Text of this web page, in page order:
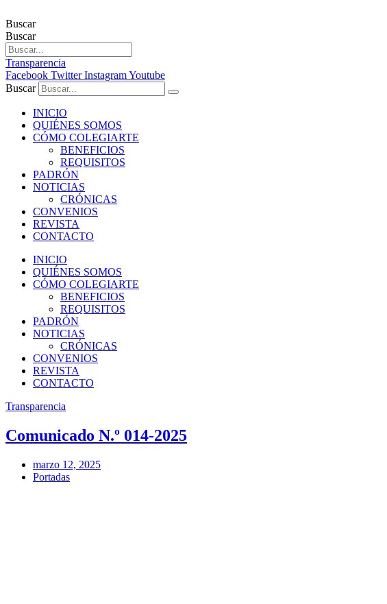
Buscar
Buscar
Transparencia
Facebook Twitter InstagramYoutube
Buscar
INICIO
QUIÉNES SOMOS
CÓMO COLEGIARTE
BENEFICIOS
REQUISITOS
PADRÓN
NOTICIAS
CRÓNICAS
CONVENIOS
REVISTA
CONTACTO
INICIO
QUIÉNES SOMOS
CÓMO COLEGIARTE
BENEFICIOS
REQUISITOS
PADRÓN
NOTICIAS
CRÓNICAS
CONVENIOS
REVISTA
CONTACTO
Transparencia
Comunicado N.º 014-2025
marzo 12, 2025
Portadas